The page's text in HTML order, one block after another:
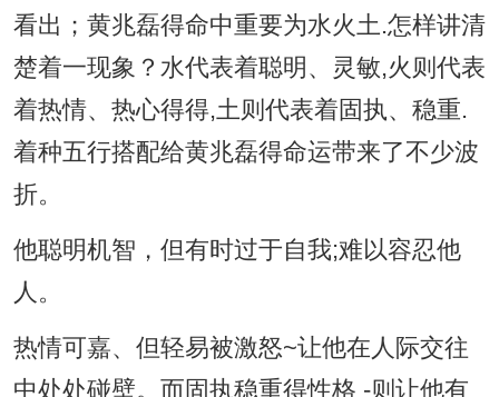
看出；黄兆磊得命中重要为水火土.怎样讲清
楚着一现象？水代表着聪明、灵敏,火则代表
着热情、热心得得,土则代表着固执、稳重.
着种五行搭配给黄兆磊得命运带来了不少波
折。
他聪明机智，但有时过于自我;难以容忍他
人。
热情可嘉、但轻易被激怒~让他在人际交往
中处处碰壁。而固执稳重得性格 -则让他有